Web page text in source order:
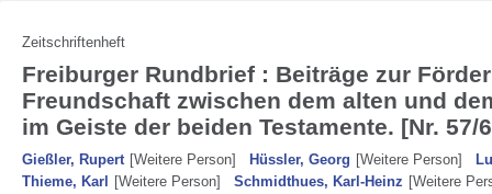
Zeitschriftenheft
Freiburger Rundbrief : Beiträge zur
Freundschaft zwischen dem alten und
im Geiste der beiden Testamente. [Nr. 57/
Gießler, Rupert [Weitere Person] Hüssler, Georg [Weitere Person]
Thieme, Karl
[Weitere Person] Schmidthues, Karl-Heinz [Weitere